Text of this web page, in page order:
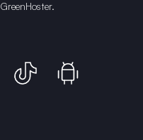
GreenHoster.